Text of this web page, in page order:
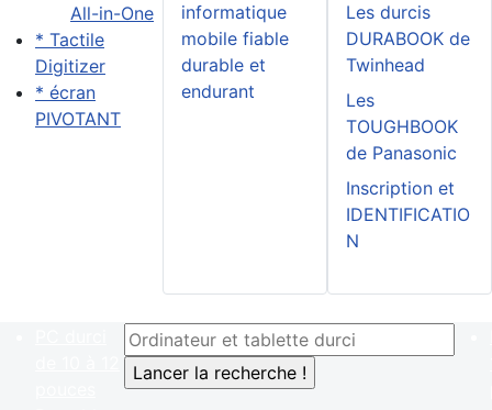
All-in-One
* Tactile
Digitizer
* écran
PIVOTANT
informatique
mobile fiable
durable et
endurant
Les durcis
DURABOOK de
Twinhead
Les
TOUGHBOOK
de Panasonic
Inscription et
IDENTIFICATIO
N